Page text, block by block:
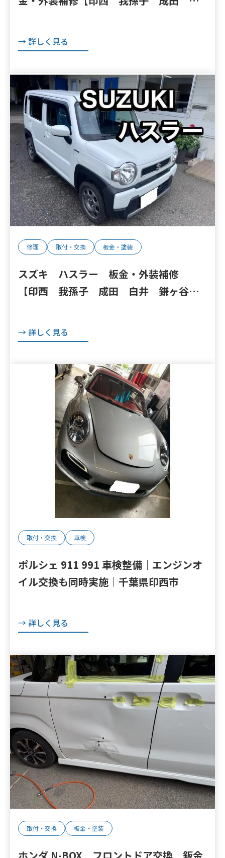
備はオートランナーへ！】
→ 詳しく見る
修理 取付・交換 板金・塗装
スズキ ハスラー 板金・外装補修
【印西 我孫子 成田 白井 鎌ヶ谷
ンナーへ！】
→ 詳しく見る
取付・交換 車検
ポルシェ 911 991 車検整備｜エンジンオ
イル交換も同時実施｜千葉県印西市
→ 詳しく見る
取付・交換 板金・塗装